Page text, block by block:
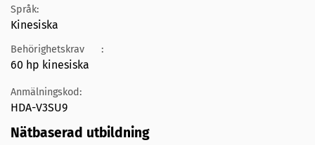
Språk:
Kinesiska
Behörighetskrav :
60 hp kinesiska
Anmälningskod:
HDA-V3SU9
Nätbaserad utbildning